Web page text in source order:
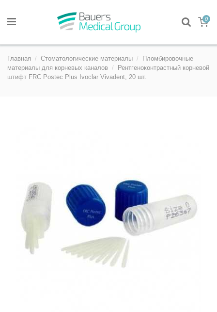
0
Главная Стоматологические материалы
Пломбировочные
материалы для корневых каналов
Рентгеноконтрастный корневой
штифт FRC Postec Plus Ivoclar Vivadent, 20 шт.